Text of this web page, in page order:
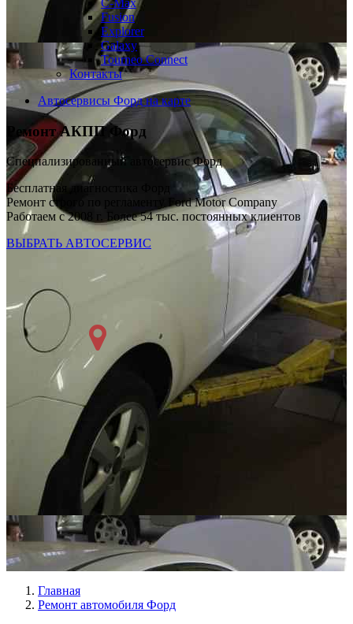
C-Max
Fusion
Explorer
Galaxy
Tourneo Connect
Контакты
Автосервисы Форд на карте
Ремонт АКППФорд
Специализированный автосервис Форд
Бесплатная диагностика Форд
Ремонт строго по регламенту Ford Motor Company
Работаем с 2008 г. Более 54 тыс. постоянных клиентов
ВЫБРАТЬ АВТОСЕРВИС
Главная
Ремонт автомобиля Форд